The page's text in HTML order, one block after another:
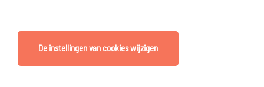
De instellingen van cookies wijzigen